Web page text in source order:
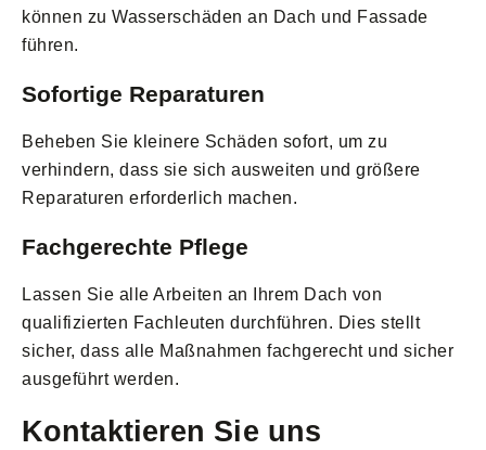
können zu Wasserschäden an Dach und Fassade
führen.
Sofortige Reparaturen
Beheben Sie kleinere Schäden sofort, um zu
verhindern, dass sie sich ausweiten und größere
Reparaturen erforderlich machen.
Fachgerechte Pflege
Lassen Sie alle Arbeiten an Ihrem Dach von
qualifizierten Fachleuten durchführen. Dies stellt
sicher, dass alle Maßnahmen fachgerecht und sicher
ausgeführt werden.
Kontaktieren Sie uns